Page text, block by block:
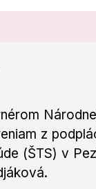
z
(ŠTS) v